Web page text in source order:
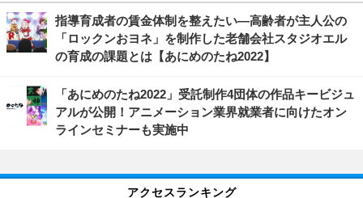
指導育成者の賃金体制を整えたい―高齢者が主人公の
「ロックンおヨネ」を制作した老舗会社スタジオエル
の育成の課題とは【あにめのたね2022】
「あにめのたね2022」受託制作4団体の作品キービジュ
アルが公開！アニメーション業界就業者に向けたオン
ラインセミナーも実施中
アクセスランキング